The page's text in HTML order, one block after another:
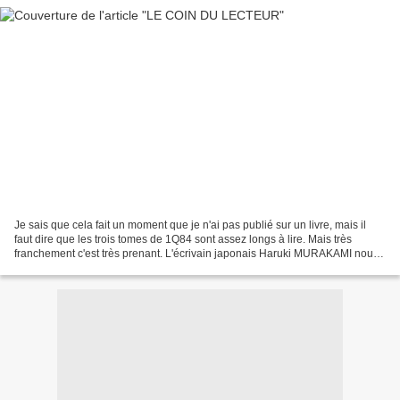
Je sais que cela fait un moment que je n'ai pas publié sur un livre, mais il
faut dire que les trois tomes de 1Q84 sont assez longs à lire. Mais très
franchement c'est très prenant. L'écrivain japonais Haruki MURAKAMI nous